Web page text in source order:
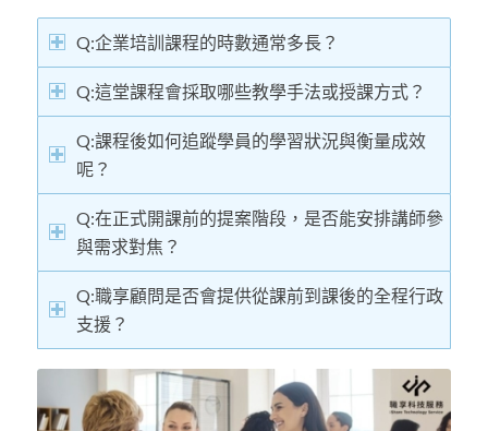
Q:企業培訓課程的時數通常多長？
Q:這堂課程會採取哪些教學手法或授課方式？
Q:課程後如何追蹤學員的學習狀況與衡量成效
呢？
Q:在正式開課前的提案階段，是否能安排講師參
與需求對焦？
Q:職享顧問是否會提供從課前到課後的全程行政
支援？